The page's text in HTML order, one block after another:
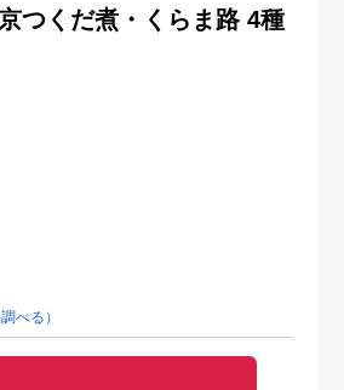
つくだ煮・くらま路 4種
べる）